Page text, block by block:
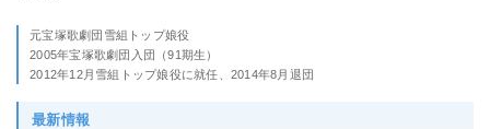
元宝塚歌劇団雪組トップ娘役
2005年宝塚歌劇団入団（91期生）
2012年12月雪組トップ娘役に就任、2014年8月退団
最新情報